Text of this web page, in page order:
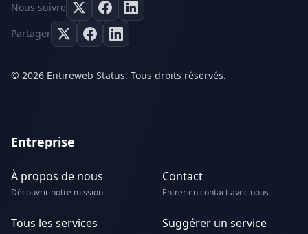
Nous suivre
Partager
© 2026 Entireweb Status. Tous droits réservés.
Entreprise
À propos de nous
Découvrir notre mission
Contact
Entrer en contact avec nous
Tous les services Suggérer un service